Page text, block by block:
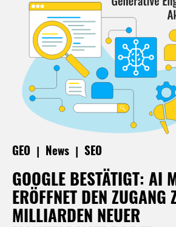
GEO | News | SEO
GOOGLE BESTÄTIGT: AI
ERÖFFNET DEN ZUGANG
MILLIARDEN NEUER